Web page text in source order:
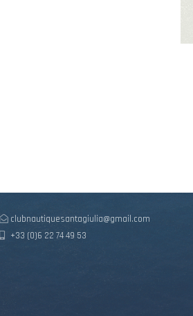
clubnautiquesantagiulia@gmail.com
+33 (0)6 22 74 49 53